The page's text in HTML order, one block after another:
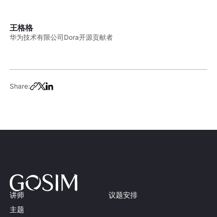
王格格
华为技术有限公司Dora开源贡献者
Share:
讲师
主题
议题安排